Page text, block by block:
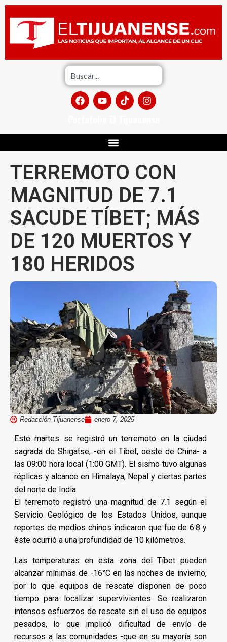
TERREMOTO CON
MAGNITUD DE 7.1
SACUDE TÍBET; MÁS
DE 120 MUERTOS Y
180 HERIDOS
Redacción Tijuanense enero 7, 2025
Este martes se registró un terremoto en la ciudad
sagrada de Shigatse, -en el Tíbet, oeste de China- a
las 09:00 hora local (1:00 GMT). El sismo tuvo algunas
réplicas y alcance en Himalaya, Nepal y ciertas partes
del norte de India.
El terremoto registró una magnitud de 7.1 según el
Servicio Geológico de los Estados Unidos, aunque
reportes de medios chinos indicaron que fue de 6.8 y
éste ocurrió a una profundidad de 10 kilómetros.
Las temperaturas en esta zona del Tíbet pueden
alcanzar mínimas de -16°C en las noches de invierno,
por lo que equipos de rescate disponen de poco
tiempo para localizar supervivientes. Se realizaron
intensos esfuerzos de rescate sin el uso de equipos
pesados, lo que implicó dificultad de envío de
recursos a las comunidades -que en su mayoría son